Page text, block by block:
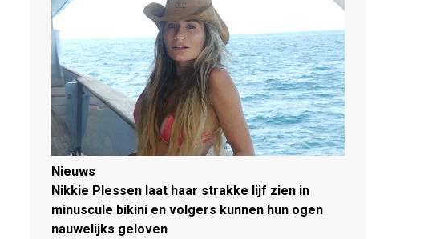
Nieuws
Nikkie Plessen laat haar strakke lijf zien in
minuscule bikini en volgers kunnen hun ogen
nauwelijks geloven